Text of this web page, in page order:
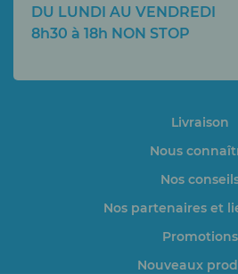
DU LUNDI AU VENDREDI
8h30 à 18h NON STOP
Livraison
Nous
Nos
Nos partenaires et
Promotions
Nouveaux